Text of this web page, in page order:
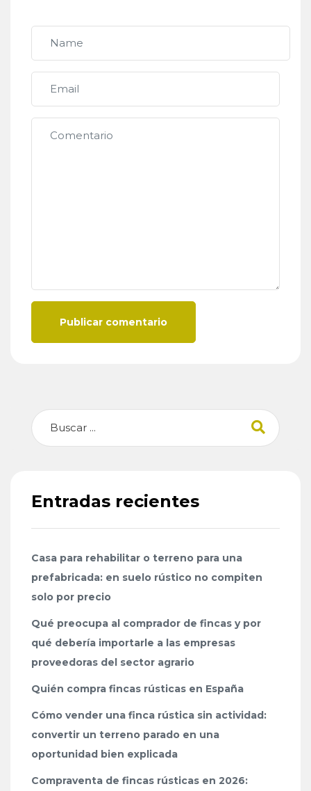
Publicar comentario
Buscar
Entradas recientes
Casa para rehabilitar o terreno para una
prefabricada: en suelo rústico no compiten
solo por precio
Qué preocupa al comprador de fincas y por
qué debería importarle a las empresas
proveedoras del sector agrario
Quién compra fincas rústicas en España
Cómo vender una finca rústica sin actividad:
convertir un terreno parado en una
oportunidad bien explicada
Compraventa de fincas rústicas en 2026: